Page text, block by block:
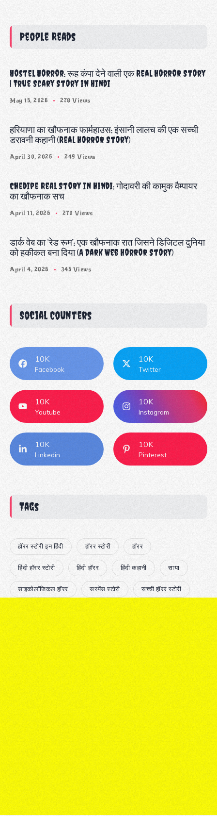
People Reads
Hostel Horror: रूह कंपा देने वाली एक Real Horror Story
| True Scary Story in Hindi
May 15, 2026 278 Views
हरियाणा का खौफनाक फार्महाउस: इंसानी लालच की एक सच्ची
डरावनी कहानी (Real Horror Story)
April 30, 2026 249 Views
Chedipe Real Story in Hindi: गोदावरी की कामुक वैम्पायर
का खौफनाक सच
April 11, 2026 270 Views
डार्क वेब का ‘रेड रूम’: एक खौफनाक रात जिसने डिजिटल दुनिया
को हकीकत बना दिया (A Dark Web Horror Story)
April 4, 2026 345 Views
Social Counters
10K
Facebook
10K
Twitter
10K
Youtube
10K
Instagram
10K
Linkedin
10K
Pinterest
Tags
हॉरर स्टोरी इन हिंदी हॉरर स्टोरी हॉरर
हिंदी हॉरर स्टोरी हिंदी हॉरर हिंदी कहानी साया
साइकोलॉजिकल हॉरर सस्पेंस स्टोरी सच्ची हॉरर स्टोरी